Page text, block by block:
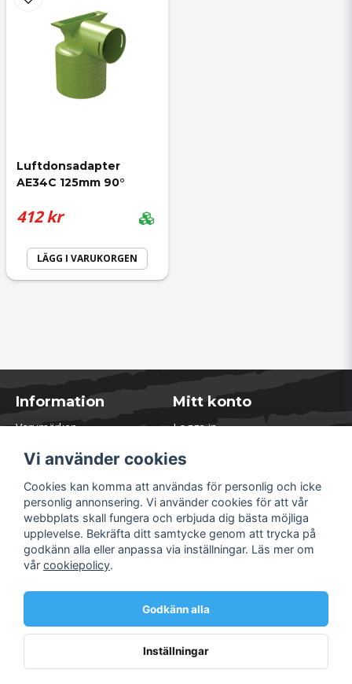
Luftdonsadapter
AE34C 125mm 90°
412 kr
LÄGG I VARUKORGEN
Information
Varumärken
Kontakta oss
Öppettider Lager
Om Soliduct
Soliduct & Ventilation.se
Informationssidor
Returer
Villkor & Policy
Mitt konto
Logga in
Glömt lösenord?
Säkra betalningar
Vi använder cookies
Cookies kan komma att användas för personlig och icke
personlig annonsering. Vi använder cookies för att vår
webbplats skall fungera och erbjuda dig bästa möjliga
upplevelse. Bekräfta ditt samtycke genom att trycka på
godkänn alla eller anpassa via inställningar. Läs mer om
vår cookiepolicy.
Godkänn alla
Inställningar